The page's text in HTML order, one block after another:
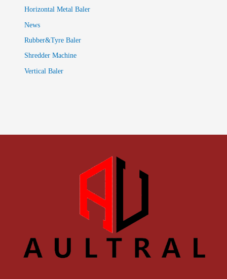
Horizontal Metal Baler
News
Rubber&Tyre Baler
Shredder Machine
Vertical Baler